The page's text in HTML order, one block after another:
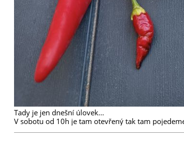
Tady je jen dnešní úlovek...
V sobotu od 10h je tam otevřený tak tam